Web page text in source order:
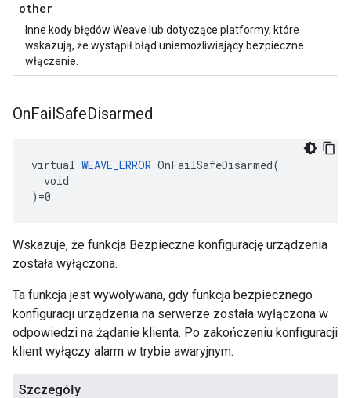
other
Inne kody błędów Weave lub dotyczące platformy, które
wskazują, że wystąpił błąd uniemożliwiający bezpieczne
włączenie.
OnFailSafeDisarmed
virtual WEAVE_ERROR OnFailSafeDisarmed(
  void
)=0
Wskazuje, że funkcja Bezpieczne konfigurację urządzenia
została wyłączona.
Ta funkcja jest wywoływana, gdy funkcja bezpiecznego
konfiguracji urządzenia na serwerze została wyłączona w
odpowiedzi na żądanie klienta. Po zakończeniu konfiguracji
klient wyłączy alarm w trybie awaryjnym.
Szczegóły